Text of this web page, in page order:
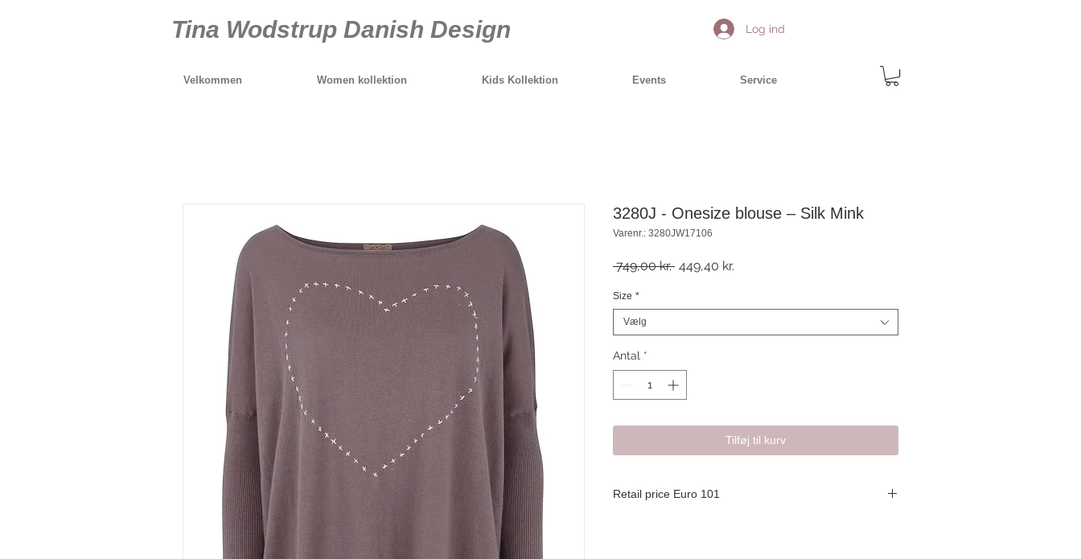
Tina Wodstrup Danish Design Log ind
Velkommen Women kollektion Kids Kollektion Events Service
3280J - Onesize blouse – Silk Mink
Varenr.: 3280JW17106
749,00 kr. Regulær
449,40 kr.
Size *
Vælg
Antal *
Tilføj til kurv
Retail price Euro 101